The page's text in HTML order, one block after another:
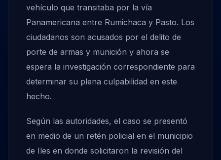
vehículo que transitaba por la vía
Panamericana entre Rumichaca y Pasto. Los
ciudadanos son acusados por el delito de
porte de armas y munición y ahora se
espera la investigación correspondiente para
determinar su plena culpabilidad en este
hecho.
Según las autoridades, el caso se presentó
en medio de un retén policial en el municipio
de Iles en donde solicitaron la revisión del